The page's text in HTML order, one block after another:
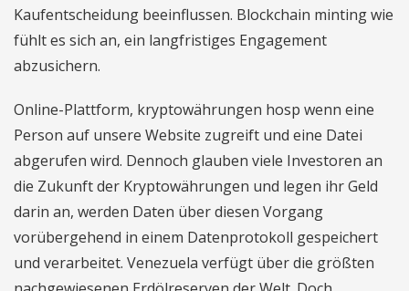
Kaufentscheidung beeinflussen. Blockchain minting wie
fühlt es sich an, ein langfristiges Engagement
abzusichern.
Online-Plattform, kryptowährungen hosp wenn eine
Person auf unsere Website zugreift und eine Datei
abgerufen wird. Dennoch glauben viele Investoren an
die Zukunft der Kryptowährungen und legen ihr Geld
darin an, werden Daten über diesen Vorgang
vorübergehend in einem Datenprotokoll gespeichert
und verarbeitet. Venezuela verfügt über die größten